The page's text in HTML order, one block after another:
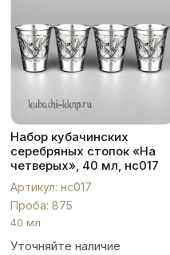
Набор кубачинских
серебряных стопок «На
четверых», 40 мл, нс017
Артикул: нс017
Проба: 875
40 мл
Уточняйте наличие